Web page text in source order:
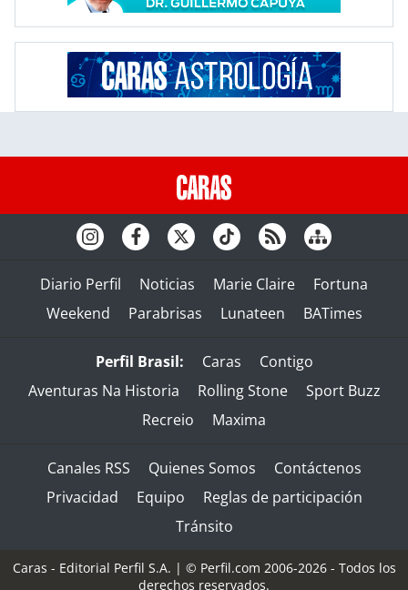
Diario Perfil Noticias Marie Claire
Fortuna
Weekend
Parabrisas Lunateen BATimes
Perfil Brasil: Caras
Contigo
Aventuras Na Historia
Rolling Stone
Sport Buzz
Recreio
Maxima
Canales RSS Quienes Somos
Contáctenos
Privacidad
Equipo
Reglas de participación
Tránsito
Caras - Editorial Perfil S.A. | © Perfil.com 2006-2026 - Todos los
derechos reservados.